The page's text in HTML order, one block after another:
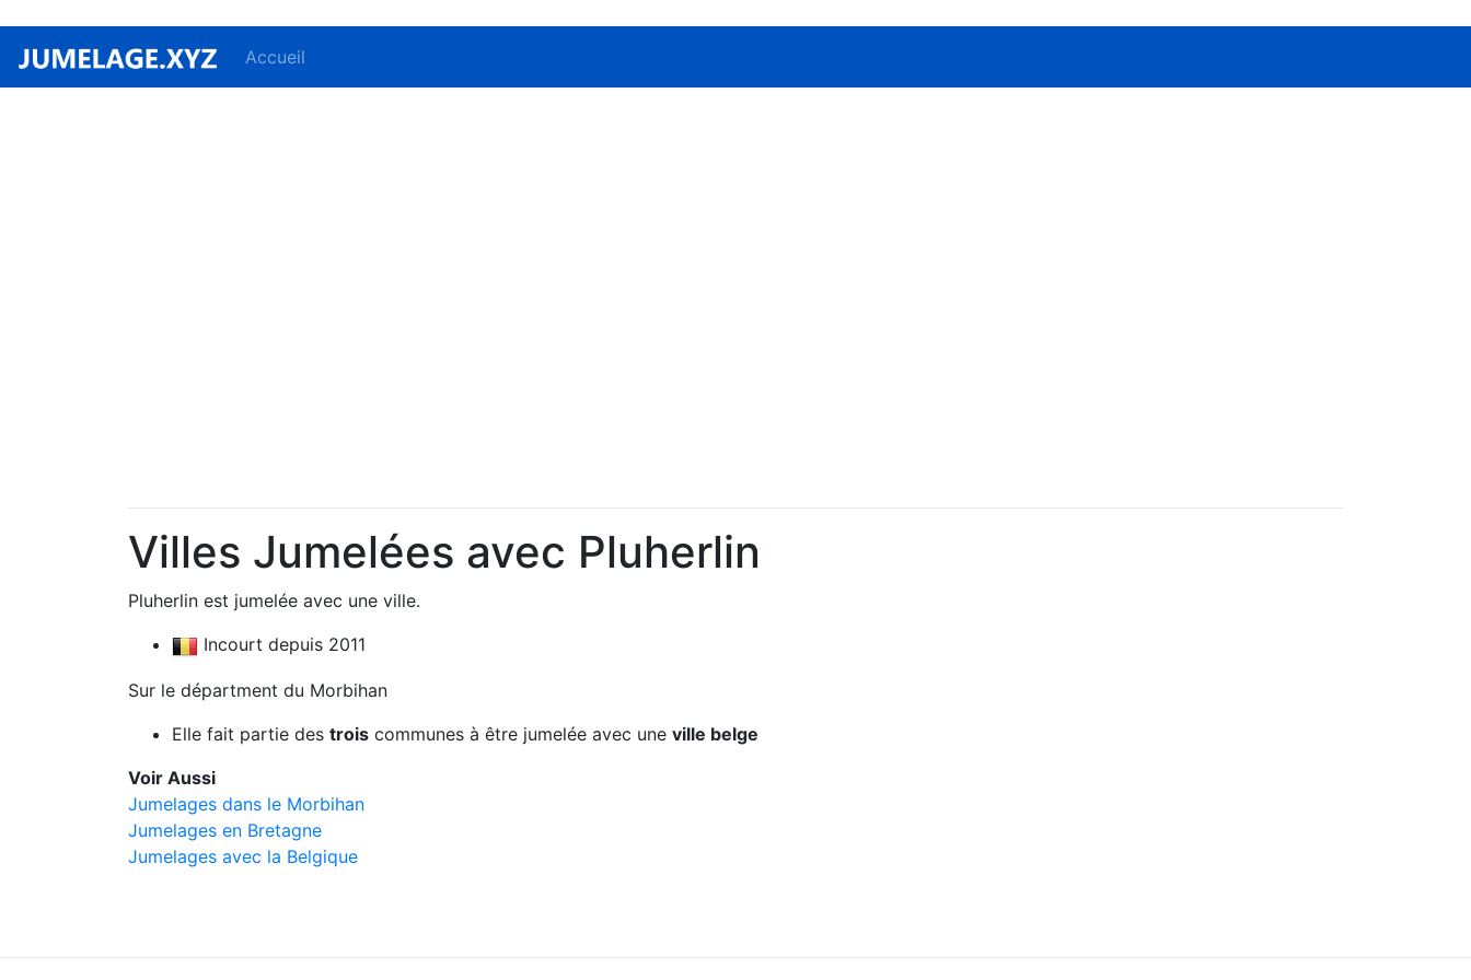
Accueil
Villes Jumelées avec Pluherlin
Pluherlin est jumelée avec une ville.
Incourt depuis 2011
Sur le départment du Morbihan
Elle fait partie des trois communes à être jumelée avec une ville belge
Voir Aussi
Jumelages dans le Morbihan
Jumelages en Bretagne
Jumelages avec la Belgique